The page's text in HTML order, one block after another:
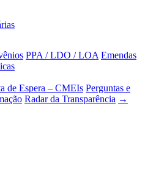
PPA / LDO / LOA Emendas
de Espera – CMEIs Perguntas e
Radar da Transparência →